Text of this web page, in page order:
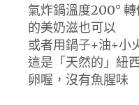
氣炸鍋溫度200°
的美奶滋也可以
或者用鍋子+油+小
這是「天然的」紐
卵喔，沒有魚腥味